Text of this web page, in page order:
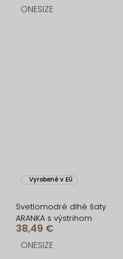
ONESIZE
Vyrobené v EÚ
Svetlomodré dlhé šaty
ARANKA s výstrihom
38,49 €
ONESIZE